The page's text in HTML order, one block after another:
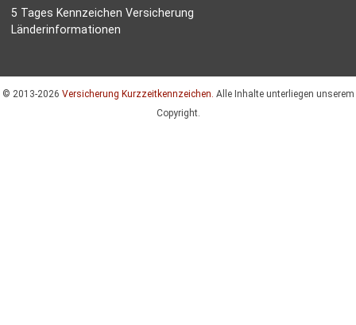
5 Tages Kennzeichen Versicherung
Länderinformationen
© 2013-2026 Versicherung Kurzzeitkennzeichen. Alle Inhalte unterliegen unserem
Copyright.